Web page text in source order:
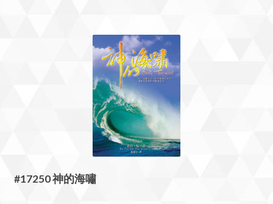
#17250 神的海嘯